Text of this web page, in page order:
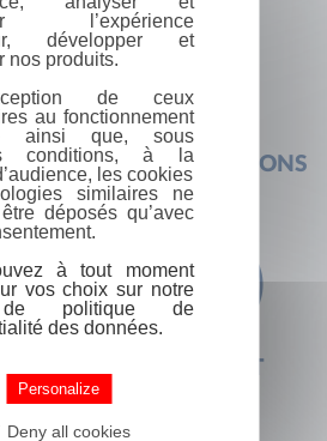
? FOIRE AUX QUESTIONS
29 19 CONTACT
l’expérience
développer et
nos produits.
de ceux
au fonctionnement
ainsi que, sous
conditions, à la
les cookies
similaires ne
déposés qu’avec
à tout moment
vos choix sur notre
politique de
des données.
Personalize
Deny all cookies